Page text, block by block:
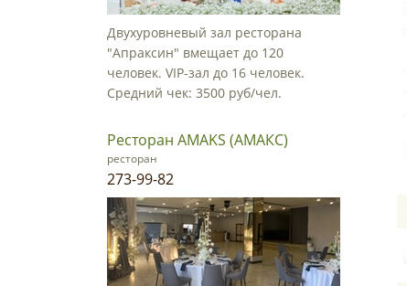
Двухуровневый зал ресторана
"Апраксин" вмещает до 120
человек. VIP-зал до 16 человек.
Средний чек: 3500 руб/чел.
Ресторан AMAKS (АМАКС)
ресторан
273-99-82